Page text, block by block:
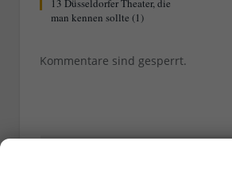
13 Düsseldorfer Theater, die
man kennen sollte (1)
Kommentare sind gesperrt.